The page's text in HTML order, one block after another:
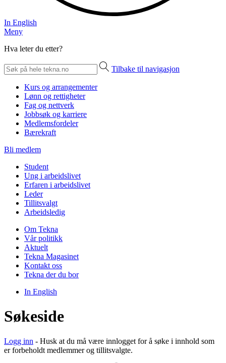
In English
Meny
Hva leter du etter?
Tilbake til navigasjon
Kurs og arrangementer
Lønn og rettigheter
Fag og nettverk
Jobbsøk og karriere
Medlemsfordeler
Bærekraft
Bli medlem
Student
Ung i arbeidslivet
Erfaren i arbeidslivet
Leder
Tillitsvalgt
Arbeidsledig
Om Tekna
Vår politikk
Aktuelt
Tekna Magasinet
Kontakt oss
Tekna der du bor
In English
Søkeside
Logg inn - Husk at du må være innlogget for å søke i innhold som
er forbeholdt medlemmer og tillitsvalgte.